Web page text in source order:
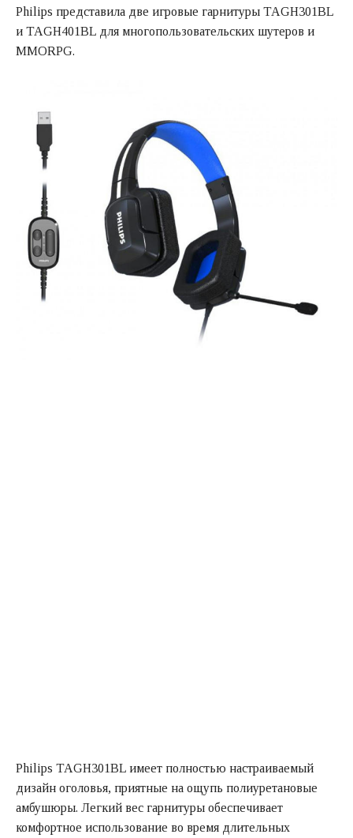
Philips представила две игровые гарнитуры TAGH301BL
и TAGH401BL для многопользовательских шутеров и
MMORPG.
Philips TAGH301BL имеет полностью настраиваемый
дизайн оголовья, приятные на ощупь полиуретановые
амбушюры. Легкий вес гарнитуры обеспечивает
комфортное использование во время длительных